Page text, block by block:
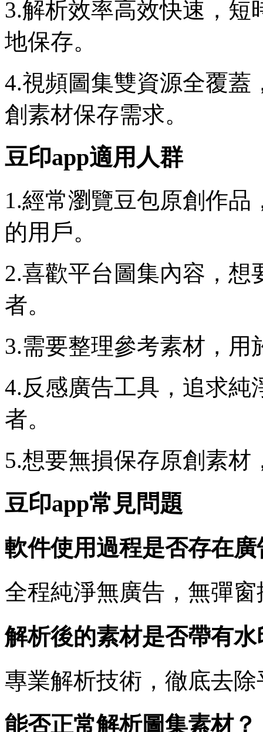
3.解析效率高效快速，
地保存。
4.視頻圖集雙資源全覆蓋
創素材保存需求。
豆印app適用人群
1.經常瀏覽豆包原創作
的用戶。
2.喜歡平台圖集內容，想
者。
3.需要整理參考素材，用
4.反感廣告工具，追求純
者。
5.想要無損保存原創素
豆印app常見問題
軟件使用過程是否存在廣
全程純淨無廣告，無彈
解析後的素材是否帶有水
專業解析技術，徹底去
能否正常解析圖集素材？